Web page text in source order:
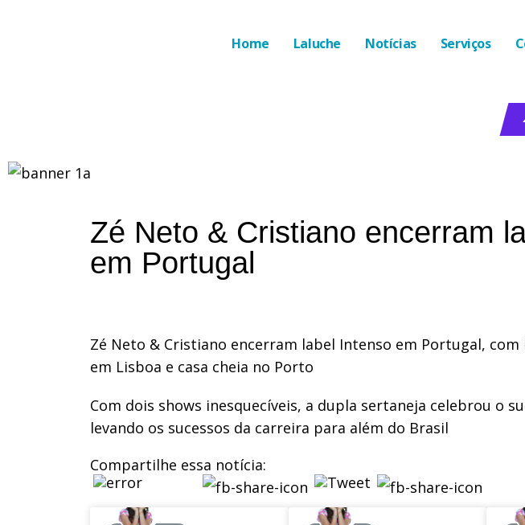
Home Laluche Notícias Serviços
Zé Neto & Cristiano encerram
em Portugal
Zé Neto & Cristiano encerram label Intenso em Portugal, com
em Lisboa e casa cheia no Porto
Com dois shows inesquecíveis, a dupla sertaneja celebrou o
levando os sucessos da carreira para além do Brasil
Compartilhe essa notícia: